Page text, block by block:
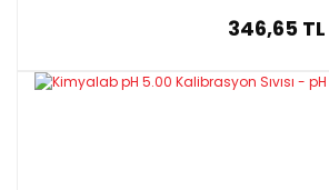
346,65 TL